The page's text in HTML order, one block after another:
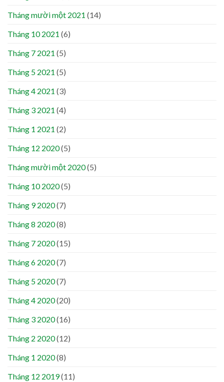
Tháng mười một 2021 (14)
Tháng 10 2021 (6)
Tháng 7 2021 (5)
Tháng 5 2021 (5)
Tháng 4 2021 (3)
Tháng 3 2021 (4)
Tháng 1 2021 (2)
Tháng 12 2020(5)
Tháng mười một 2020(5)
Tháng 10 2020(5)
Tháng 9 2020(7)
Tháng 8 2020(8)
Tháng 7 2020(15)
Tháng 6 2020(7)
Tháng 5 2020(7)
Tháng 4 2020(20)
Tháng 3 2020(16)
Tháng 2 2020(12)
Tháng 1 2020(8)
Tháng 12 2019(11)